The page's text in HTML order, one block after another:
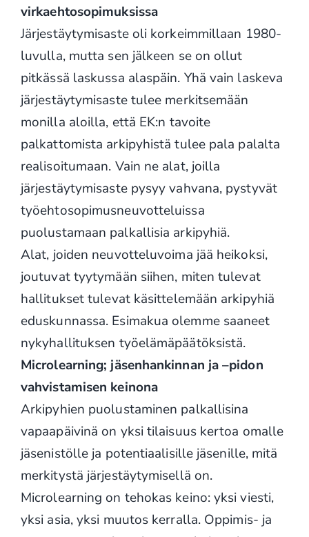
virkaehtosopimuksissa
Järjestäytymisaste oli korkeimmillaan 1980-
luvulla, mutta sen jälkeen se on ollut
pitkässä laskussa alaspäin. Yhä vain laskeva
järjestäytymisaste tulee merkitsemään
monilla aloilla, että EK:n tavoite
palkattomista arkipyhistä tulee pala palalta
realisoitumaan. Vain ne alat, joilla
järjestäytymisaste pysyy vahvana, pystyvät
työehtosopimusneuvotteluissa
puolustamaan palkallisia arkipyhiä.
Alat, joiden neuvotteluvoima jää heikoksi,
joutuvat tyytymään siihen, miten tulevat
hallitukset tulevat käsittelemään arkipyhiä
eduskunnassa. Esimakua olemme saaneet
nykyhallituksen työelämäpäätöksistä.
Microlearning; jäsenhankinnan ja –pidon
vahvistamisen keinona
Arkipyhien puolustaminen palkallisina
vapaapäivinä on yksi tilaisuus kertoa omalle
jäsenistölle ja potentiaalisille jäsenille, mitä
merkitystä järjestäytymisellä on.
Microlearning on tehokas keino: yksi viesti,
yksi asia, yksi muutos kerralla. Oppimis- ja